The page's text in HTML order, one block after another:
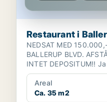
Restaurant i
NEDSAT MED 150.000,- EN FRODIG "OASE"
BALLERUP BLVD.
INTET DEPOSITUM!! Ja du læste rigtigt! For her på
Ballerup Blvd. 8...
Areal
Ca. 35 m2